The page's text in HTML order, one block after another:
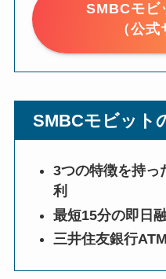
SMBCモビ
（公式
SMBCモビット
3つの特徴を持っ
利
最短15分の即日
三井住友銀行